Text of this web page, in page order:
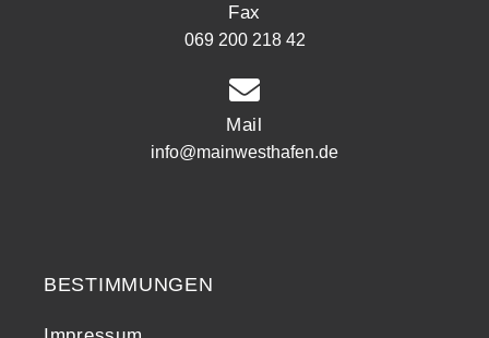
Fax
069 200 218 42
Mail
info@mainwesthafen.de
BESTIMMUNGEN